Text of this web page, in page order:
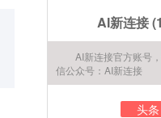
AI新连接
AI新连接官方账号
信公众号：AI新连接
头条